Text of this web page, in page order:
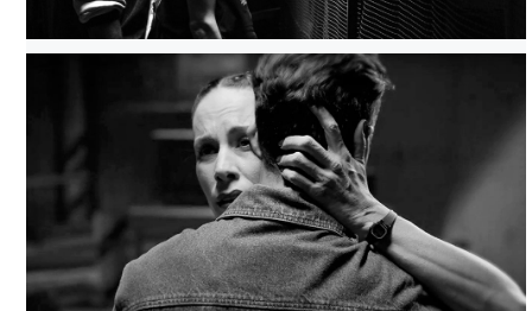
RENCOR TATUADO, TOMADA DE FILMINLATINO